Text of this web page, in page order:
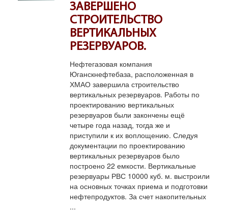
ЗАВЕРШЕНО
СТРОИТЕЛЬСТВО
ВЕРТИКАЛЬНЫХ
РЕЗЕРВУАРОВ.
Нефтегазовая компания
Юганскнефтебаза, расположенная в
ХМАО завершила строительство
вертикальных резервуаров. Работы по
проектированию вертикальных
резервуаров были закончены ещё
четыре года назад, тогда же и
приступили к их воплощению. Следуя
документации по проектированию
вертикальных резервуаров было
построено 22 емкости. Вертикальные
резервуары РВС 10000 куб. м. выстроили
на основных точках приема и подготовки
нефтепродуктов. За счет накопительных
...